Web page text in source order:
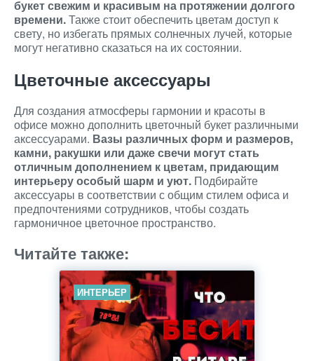
букет свежим и красивым на протяжении долгого
времени.Также стоит обеспечить цветам доступ к
свету, но избегать прямых солнечных лучей, которые
могут негативно сказаться на их состоянии.
Цветочные аксессуары
Для создания атмосферы гармонии и красоты в
офисе можно дополнить цветочный букет различными
аксессуарами. Вазы различных форм и размеров,
камни, ракушки или даже свечи могут стать
отличным дополнением к цветам, придающим
интерьеру особый шарм и уют. Подбирайте
аксессуары в соответствии с общим стилем офиса и
предпочтениями сотрудников, чтобы создать
гармоничное цветочное пространство.
Читайте также:
ИНТЕРЬЕР